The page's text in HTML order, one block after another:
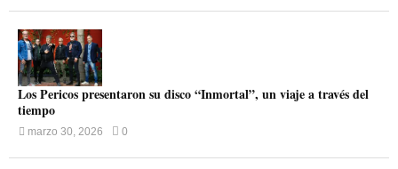
Los Pericos presentaron su disco “Inmortal”, un viaje a través del
tiempo
marzo 30, 2026 0